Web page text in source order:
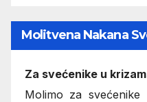
Molitvena Nakana
Za svećenike u
Molimo za